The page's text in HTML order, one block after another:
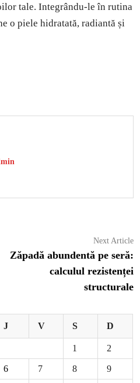
tale. Integrându-le în rutina
o piele hidratată, radiantă și
Next Article
Zăpadă abundentă pe seră:
calculul rezistenței
structurale
J V S D
1 2
6 7 8 9